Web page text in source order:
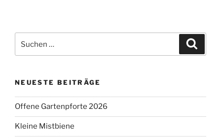
nach:
NEUESTE BEITRÄGE
Offene Gartenpforte 2026
Kleine Mistbiene